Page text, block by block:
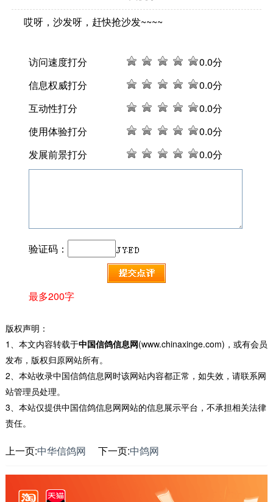
哎呀，沙发呀，赶快抢沙发~~~~
访问速度打分 0.0分
信息权威打分
0.0分
互动性打分
0.0分
使用体验打分
0.0分
发展前景打分
0.0分
验证码：
最多200字
版权声明：
1、本文内容转载于中国信鸽信息网(www.chinaxinge.com)，或有会员
发布，版权归原网站所有。
2、本站收录中国信鸽信息网时该网站内容都正常，如失效，请联系网
站管理员处理。
3、本站仅提供中国信鸽信息网网站的信息展示平台，不承担相关法律
责任。
上一页:中华信鸽网 下一页:中鸽网